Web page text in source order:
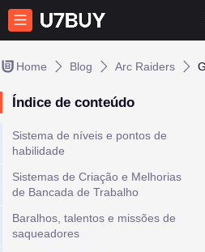
Home Blog Arc Raiders
Índice de conteúdo
Sistema de níveis e pontos de
habilidade
Sistemas de Criação e Melhorias
de Bancada de Trabalho
Baralhos, talentos e missões de
saqueadores